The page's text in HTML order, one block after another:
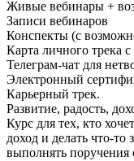
Живые вебинары +
Записи вебинаров
Конспекты (c
Карта личного трека
Телеграм-чат для
Электронный
Карьерный трек.
Развитие, радость,
Курс для тех, кто
доход и делать что-
выполнять поручения